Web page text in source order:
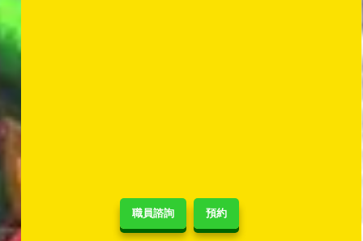
職員諮詢 預約